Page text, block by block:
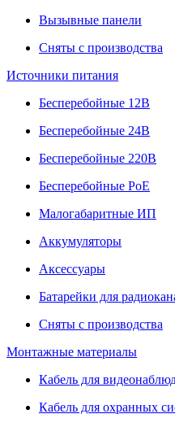
Вызывные панели
Сняты с производства
Источники питания
Бесперебойные 12В
Бесперебойные 24В
Бесперебойные 220В
Бесперебойные PoE
Малогабаритные ИП
Аккумуляторы
Аксессуары
Батарейки для
Сняты с производства
Монтажные материалы
Кабель для
Кабель для охранных